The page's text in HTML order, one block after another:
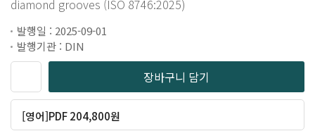
diamond grooves (ISO 8746:2025)
발행일 : 2025-09-01
발행기관 : DIN
장바구니 담기
[영어]PDF 204,800원